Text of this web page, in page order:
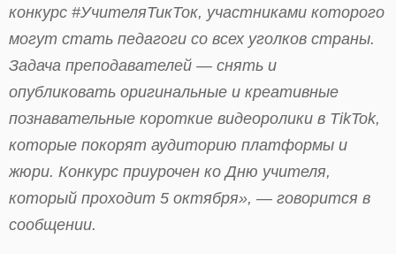
конкурс #УчителяТикТок, участниками которого
могут стать педагоги со всех уголков страны.
Задача преподавателей — снять и
опубликовать оригинальные и креативные
познавательные короткие видеоролики в TikTok,
которые покорят аудиторию платформы и
жюри. Конкурс приурочен ко Дню учителя,
который проходит 5 октября», — говорится в
сообщении.